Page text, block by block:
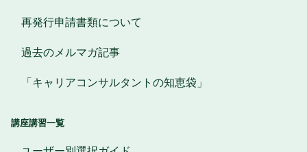
再発行申請書類について
過去のメルマガ記事
「キャリアコンサルタントの知恵袋」
講座講習一覧